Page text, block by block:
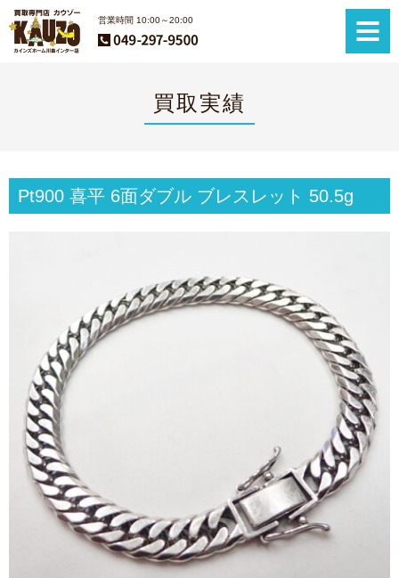
営業時間 10:00～20:00
買取実績
Pt900 喜平 6面ダブル ブレスレット 50.5g